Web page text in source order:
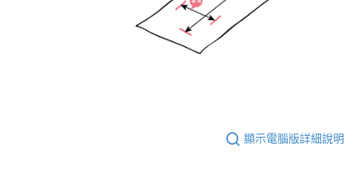
顯示電腦版詳細說明